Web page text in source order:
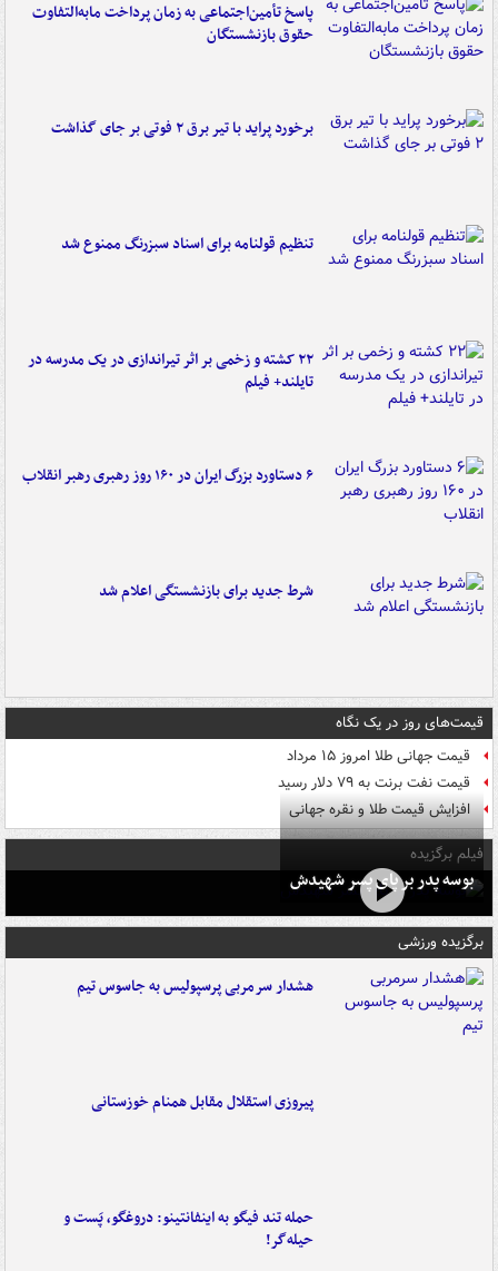
پاسخ تأمین‌اجتماعی به زمان پرداخت مابه‌التفاوت
حقوق بازنشستگان
برخورد پراید با تیر برق ۲ فوتی بر جای گذاشت
تنظیم قولنامه برای اسناد سبزرنگ ممنوع شد
۲۲ کشته و زخمی بر اثر تیراندازی در یک مدرسه در
تایلند+ فیلم
۶ دستاورد بزرگ ایران در ۱۶۰ روز رهبری رهبر انقلاب
شرط جدید برای بازنشستگی اعلام شد
قیمت‌های روز در یک نگاه
قیمت جهانی طلا امروز ۱۵ مرداد
قیمت نفت برنت به ۷۹ دلار رسید
افزایش قیمت طلا و نقره جهانی
فیلم برگزیده
بوسه‌ پدر بر پای پسر شهیدش
برگزیده ورزشی
هشدار سرمربی پرسپولیس به جاسوس تیم
پیروزی استقلال مقابل همنام خوزستانی
حمله تند فیگو به اینفانتینو: دروغگو، پَست‌ و
حیله‌گر!